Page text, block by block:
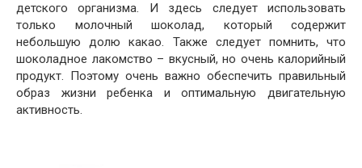
детского организма. И здесь следует использовать
только молочный шоколад, который содержит
небольшую долю какао. Также следует помнить, что
шоколадное лакомство – вкусный, но очень калорийный
продукт. Поэтому очень важно обеспечить правильный
образ жизни ребенка и оптимальную двигательную
активность.